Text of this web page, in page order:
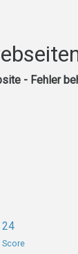
- Fehler
24
Score